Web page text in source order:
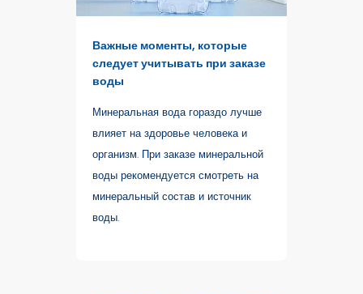
Важные моменты, которые
следует учитывать при заказе
воды
Минеральная вода гораздо лучше
влияет на здоровье человека и
организм. При заказе минеральной
воды рекомендуется смотреть на
минеральный состав и источник
воды.